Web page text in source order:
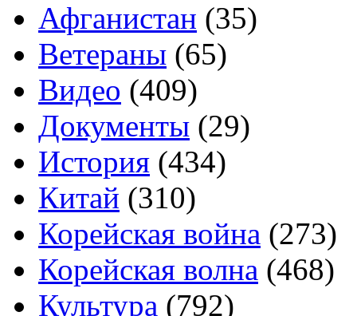
Афганистан (35)
Ветераны (65)
Видео (409)
Документы (29)
История (434)
Китай (310)
Корейская война (273)
Корейская волна (468)
Культура (792)